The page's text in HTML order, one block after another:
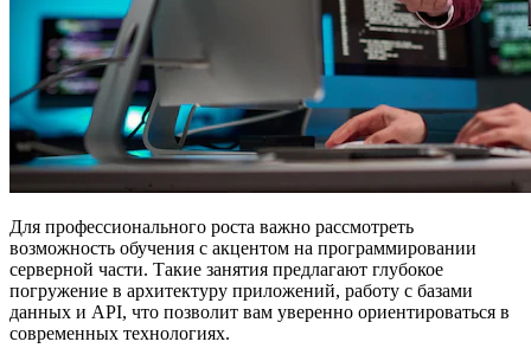
Для профессионального роста важно рассмотреть
возможность обучения с акцентом на программировании
серверной части. Такие занятия предлагают глубокое
погружение в архитектуру приложений, работу с базами
данных и API, что позволит вам уверенно ориентироваться в
современных технологиях.